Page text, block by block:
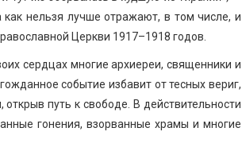
нельзя лучше отражают, в том числе, и
Церкви 1917–1918 годов.
сердцах многие архиереи, священники и
событие избавит от тесных вериг,
путь к свободе. В действительности
гонения, взорванные храмы и многие